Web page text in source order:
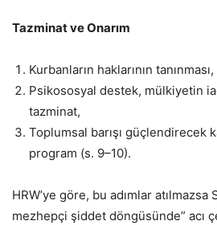
Tazminat ve Onarım
Kurbanların haklarının tanınması,
Psikososyal destek, mülkiyetin
tazminat,
Toplumsal barışı güçlendirecek
program (s. 9–10).
HRW’ye göre, bu adımlar atılmazsa
mezhepçi şiddet döngüsünde” acı